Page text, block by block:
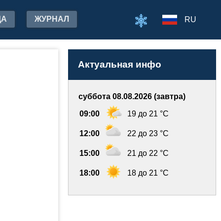
ЖУРНАЛ RU
Актуальная инфо
суббота 08.08.2026 (завтра)
09:00 19 до 21 °C
12:00 22 до 23 °C
15:00 21 до 22 °C
18:00 18 до 21 °C